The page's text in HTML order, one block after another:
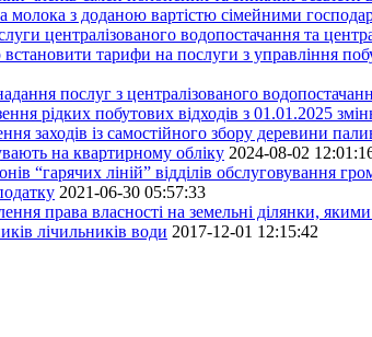
молока з доданою вартістю сімейними
централізованого водопостачання та
тарифи на послуги з управління
послуг з централізованого
рідких побутових відходів з 01.01.2025
заходів із самостійного збору деревини
на квартирному обліку 2024-08-02
“гарячих ліній” відділів обслуговування
2021-06-30 05:57:33
права власності на земельні ділянки,
лічильників води 2017-12-01 12:15:42